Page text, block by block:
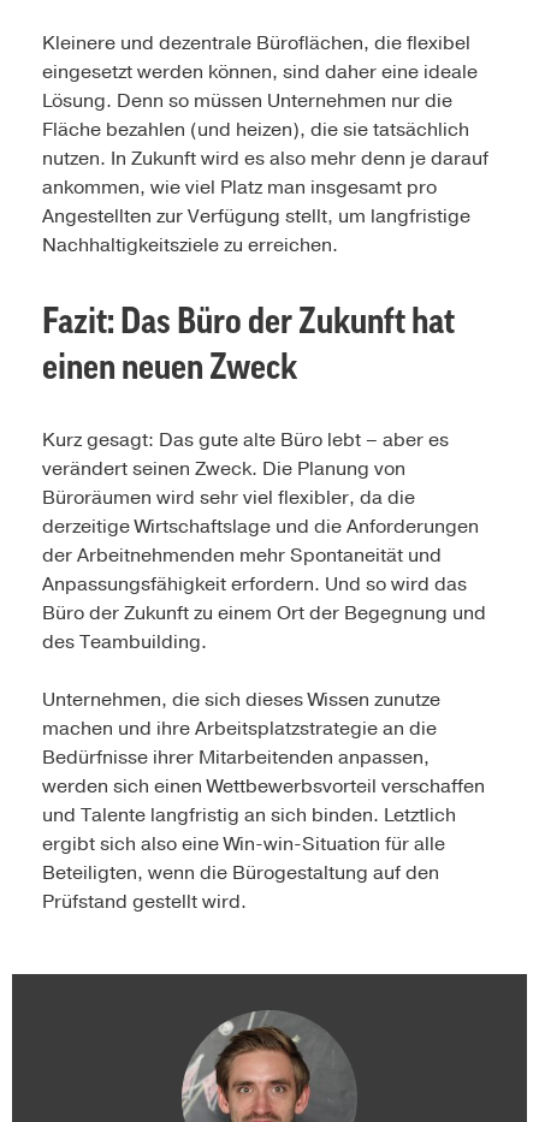
Kleinere und dezentrale Büroflächen, die flexibel
eingesetzt werden können, sind daher eine ideale
Lösung. Denn so müssen Unternehmen nur die
Fläche bezahlen (und heizen), die sie tatsächlich
nutzen. In Zukunft wird es also mehr denn je darauf
ankommen, wie viel Platz man insgesamt pro
Angestellten zur Verfügung stellt, um langfristige
Nachhaltigkeitsziele zu erreichen.
Fazit: Das Büro der Zukunft hat
einen neuen Zweck
Kurz gesagt: Das gute alte Büro lebt – aber es
verändert seinen Zweck. Die Planung von
Büroräumen wird sehr viel flexibler, da die
derzeitige Wirtschaftslage und die Anforderungen
der Arbeitnehmenden mehr Spontaneität und
Anpassungsfähigkeit erfordern. Und so wird das
Büro der Zukunft zu einem Ort der Begegnung und
des Teambuilding.
Unternehmen, die sich dieses Wissen zunutze
machen und ihre Arbeitsplatzstrategie an die
Bedürfnisse ihrer Mitarbeitenden anpassen,
werden sich einen Wettbewerbsvorteil verschaffen
und Talente langfristig an sich binden. Letztlich
ergibt sich also eine Win-win-Situation für alle
Beteiligten, wenn die Bürogestaltung auf den
Prüfstand gestellt wird.